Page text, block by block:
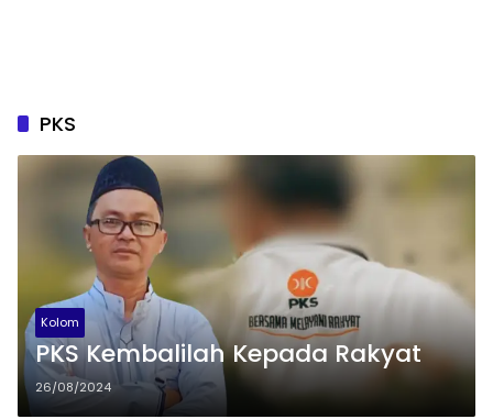
PKS
Kolom
PKS Kembalilah Kepada Rakyat
26/08/2024